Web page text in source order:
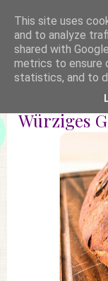
Würziges
This site uses
and to analyze
shared with
metrics to ensure
statistics, and to